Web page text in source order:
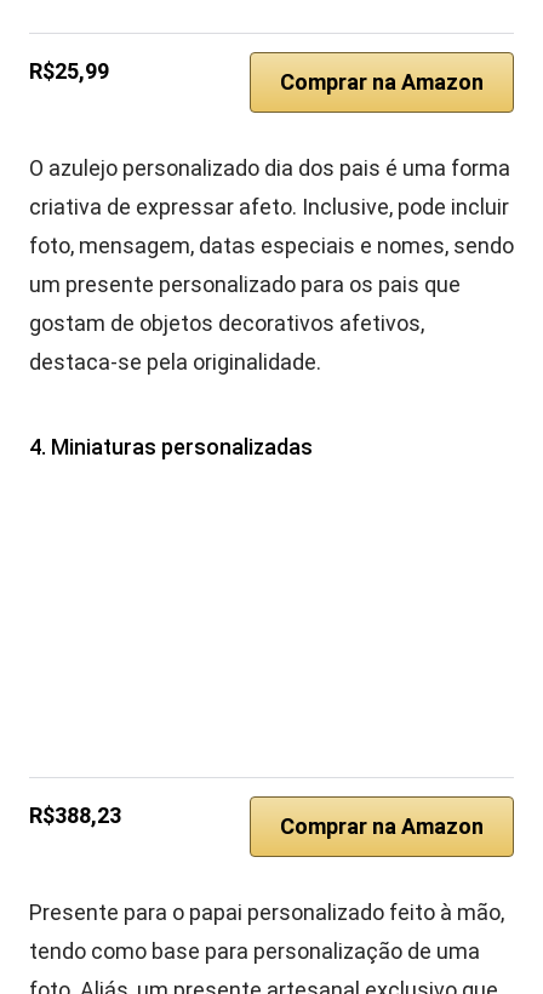
R$25,99 Comprar na Amazon
O azulejo personalizado dia dos pais é uma forma
criativa de expressar afeto. Inclusive, pode incluir
foto, mensagem, datas especiais e nomes, sendo
um presente personalizado para os pais que
gostam de objetos decorativos afetivos,
destaca-se pela originalidade.
4. Miniaturas personalizadas
R$388,23 Comprar na Amazon
Presente para o papai personalizado feito à mão,
tendo como base para personalização de uma